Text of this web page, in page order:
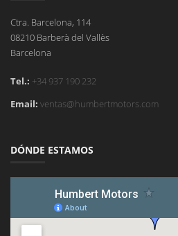
Ctra. Barcelona, 114
08210 Barberà del Vallès
Barcelona
Tel.: +34 937 190 232
Email: ventas@humbertmotors.com
DÓNDE ESTAMOS